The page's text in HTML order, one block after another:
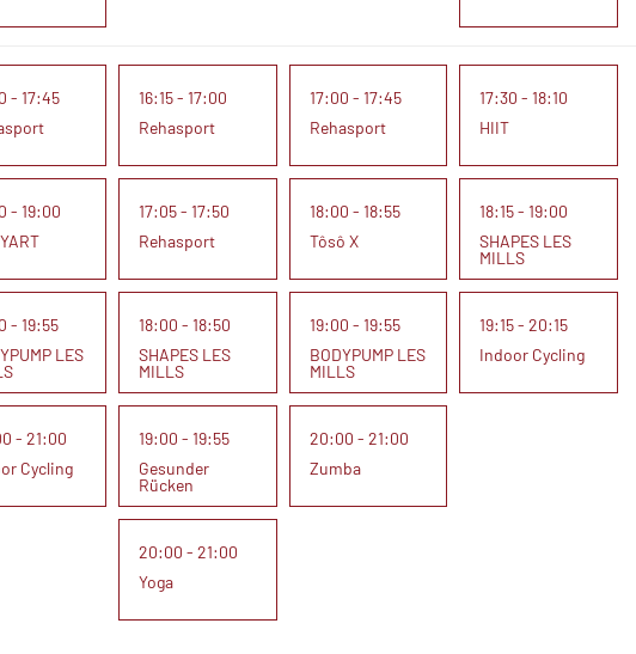
- 17:45
- 19:00
- 19:55
LES
- 21:00
Cycling
16:15 - 17:00
Rehasport
17:05 - 17:50
Rehasport
18:00 - 18:50
SHAPES LES
MILLS
19:00 - 19:55
Gesunder
Rücken
20:00 - 21:00
Yoga
17:00 - 17:45
Rehasport
18:00 - 18:55
Tôsô X
19:00 - 19:55
BODYPUMP LES
MILLS
20:00 - 21:00
Zumba
17:30 - 18:10
HIIT
18:15 - 19:00
SHAPES LES
MILLS
19:15 - 20:15
Indoor Cycling